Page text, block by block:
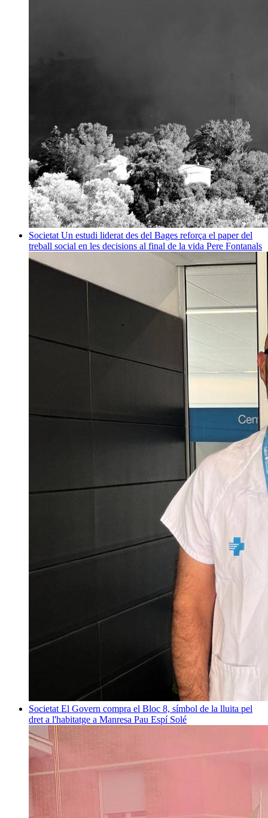
Societat Un estudi liderat des del Bages reforça el paper del
treball social en les decisions al final de la vida Pere Fontanals
Societat El Govern compra el Bloc 8, símbol de la lluita pel
dret a l'habitatge a Manresa Pau Espí Solé